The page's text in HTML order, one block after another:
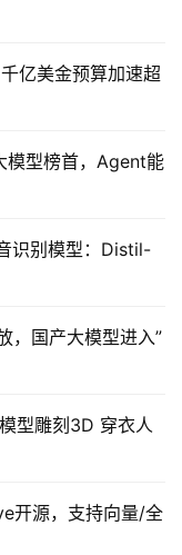
亿美金预算加速超
型榜首，Agent能
识别模型：Distil-
，国产大模型进入”
型雕刻3D 穿衣人
开源，支持向量/全